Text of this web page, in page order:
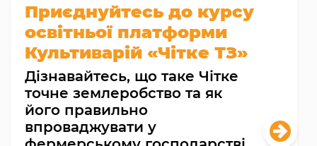
Приєднуйтесь до курсу
освітньої платформи
Культиварій «Чітке ТЗ»
Дізнавайтесь, що таке Чітке
точне землеробство та як
його правильно
впроваджувати у